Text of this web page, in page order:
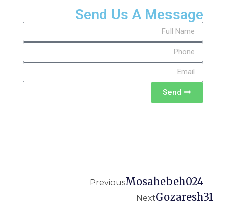
Send Us A Message
Send
PreviousMosahebeh024
NextGozaresh31